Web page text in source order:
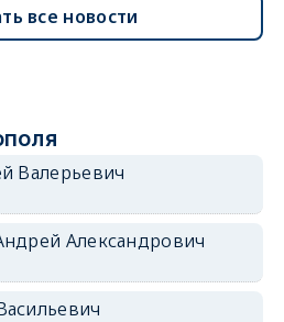
все новости
Валерьевич
Александрович